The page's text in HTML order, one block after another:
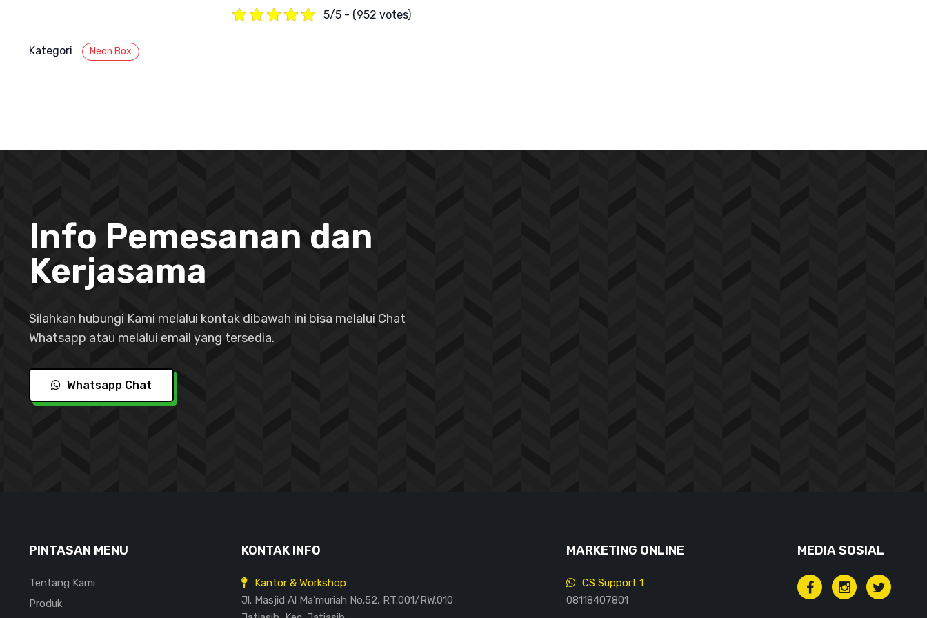
5/5 - (952 votes)
Kategori Neon Box
Info Pemesanan dan
Kerjasama
Silahkan hubungi Kami melalui kontak dibawah ini bisa melalui Chat
Whatsapp atau melalui email yang tersedia.
Whatsapp Chat
PINTASAN MENU
Tentang Kami
Produk
KONTAK INFO
Kantor & Workshop
Jl. Masjid Al Ma’muriah No.52, RT.001/RW.010
MARKETING ONLINE
CS Support 1
08118407801
MEDIA SOSIAL